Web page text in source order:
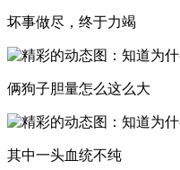
坏事做尽，终于力竭
俩狗子胆量怎么这么大
其中一头血统不纯